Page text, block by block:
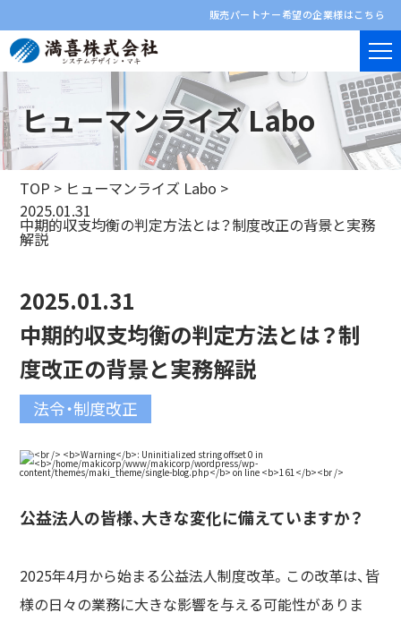
販売パートナー希望の企業様はこちら
ヒューマンライズ Labo
TOP > ヒューマンライズ Labo >
2025.01.31
中期的収支均衡の判定方法とは？制度改正の背景と実務
解説
2025.01.31
中期的収支均衡の判定方法とは？制
度改正の背景と実務解説
法令・制度改正
公益法人の皆様、大きな変化に備えていますか？
2025年4月から始まる公益法人制度改革。この改革は、皆
様の日々の業務に大きな影響を与える可能性がありま